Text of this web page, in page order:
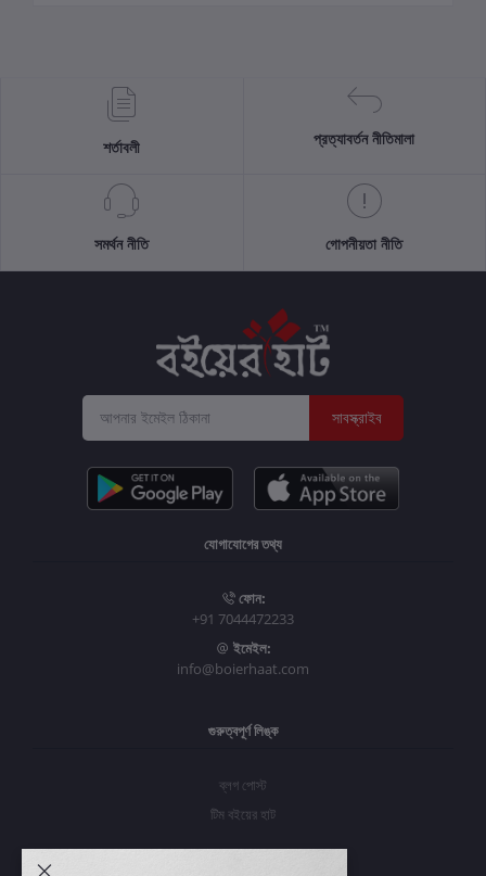
শর্তাবলী প্রত্যাবর্তন নীতিমালা
সমর্থন নীতি গোপনীয়তা নীতি
সাবস্ক্রাইব
যোগাযোগের তথ্য
ফোন:
+91 7044472233
ইমেইল:
info@boierhaat.com
গুরুত্বপূর্ণ লিঙ্ক
ব্লগ পোস্ট
টিম বইয়ের হাট